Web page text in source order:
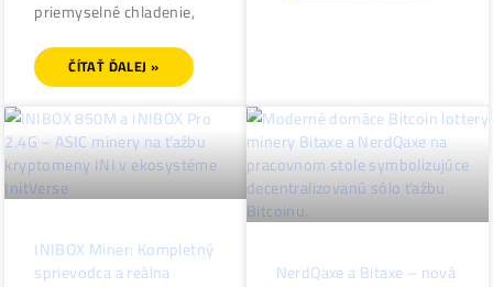
vyžaduje stabilné a
cenovo dostupné
dodávky elektriny, ktoré
priamo určujú celkovú
ziskovosť celého vášho
investičného projektu.
priemyselné chladenie,
Republikáni váhajú,
pretože si nie
ČÍTAŤ ĎALEJ »